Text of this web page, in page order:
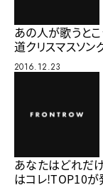
あの人が歌うと
道クリスマスソン
2016.12.23
あなたはどれだ
はコレ!TOP10が